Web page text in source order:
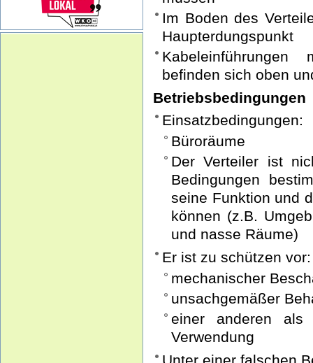
Im Boden des
Haupterdungspunkt
Kabeleinführungen
befinden sich oben
Betriebsbedingungen
Einsatzbedingungen:
Büroräume
Der Verteiler ist
Bedingungen
seine Funktion und
können (z.B.
und nasse Räume)
Er ist zu schützen vor:
mechanischer
unsachgemäßer
einer anderen als
Verwendung